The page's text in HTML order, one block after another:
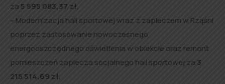
za 5 595 083,37 zł,
– Modernizacja hali sportowej wraz z zapleczem w Rząśni
poprzez zastosowanie nowoczesnego
energooszczędnego oświetlenia w obiekcie oraz remont
pomieszczeń zaplecza socjalnego hali sportowej za 3
215 514,69 zł,